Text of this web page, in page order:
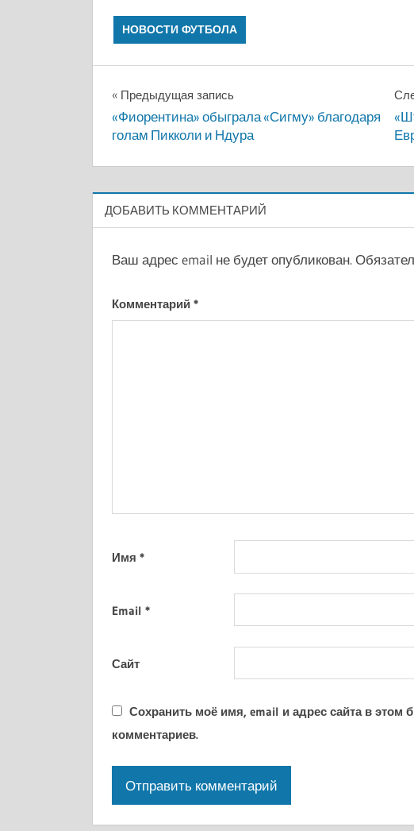
НОВОСТИ ФУТБОЛА
Навигация
по
записям
Предыдущая запись
«Фиорентина» обыграла «Сигму» благодаря
голам Пикколи и Ндура
ДОБАВИТЬ КОММЕНТАРИЙ
Ваш адрес email не будет опубликован.
Комментарий *
Имя *
Email *
Сайт
Сохранить моё имя, email и адрес сайта в
комментариев.